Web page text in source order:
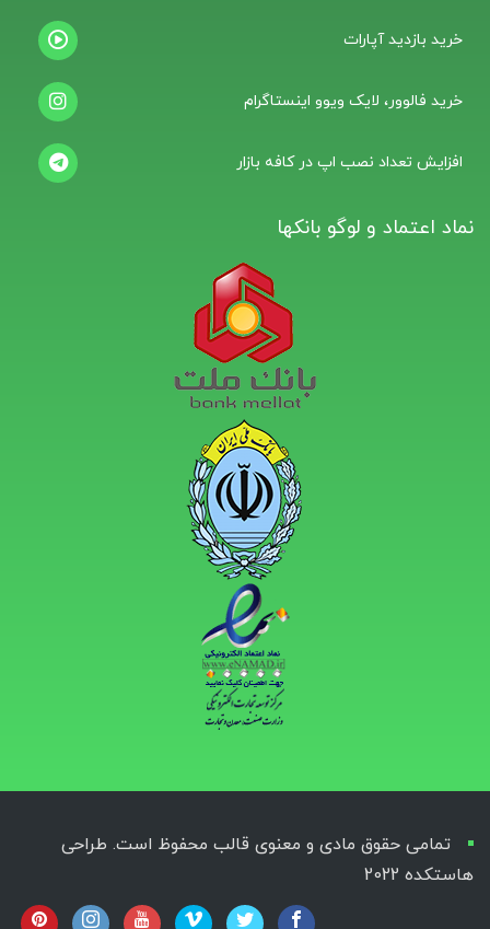
خرید بازدید آپارات
خرید فالوور، لایک ویوو اینستاگرام
افزایش تعداد نصب اپ در کافه بازار
نماد اعتماد و لوگو بانکها
تمامی حقوق مادی و معنوی قالب محفوظ است. طراحی
هاستکده 2022